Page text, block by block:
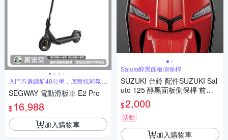
入門首選續航40公里，底盤炫彩氛圍
燈
SEGWAY 電動滑板車 E2 Pro
$16,988
加入購物車
Saluto醇黑面板側保桿
SUZUKI 台鈴 配件SUZUKI Sal
uto 125 醇黑面板側保桿 前保
桿
$2,000
活動
加入購物車